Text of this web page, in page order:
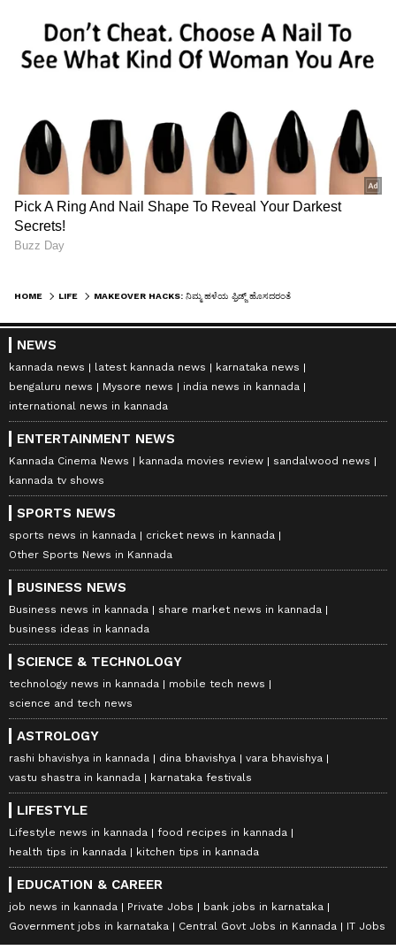
HOME LIFE
NEWS
kannada news latest kannada news
karnataka news
bengaluru news
Mysore news
india news in kannada
international news in kannada
ENTERTAINMENT NEWS
Kannada Cinema News kannada movies review
sandalwood news
kannada tv shows
SPORTS NEWS
sports news in kannada
cricket news in kannada
Other Sports News in Kannada
BUSINESS NEWS
Business news in kannada
share market news in kannada
business ideas in kannada
SCIENCE & TECHNOLOGY
technology news in kannada
mobile tech news
science and tech news
ASTROLOGY
rashi bhavishya in kannada dina bhavishya
vara bhavishya
vastu shastra in kannada
karnataka festivals
LIFESTYLE
Lifestyle news in kannada
food recipes in kannada
health tips in kannada
kitchen tips in kannada
EDUCATION & CAREER
job news in kannada Private Jobs
bank jobs in karnataka
Government jobs in karnataka
Central Govt Jobs in Kannada IT Jobs